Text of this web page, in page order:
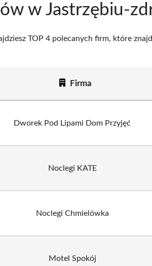
w Jastrzębiu-
TOP 4 polecanych firm, które
Firma
Dworek Pod Lipami Dom Przyjęć
Noclegi KATE
Noclegi Chmielówka
Motel Spokój